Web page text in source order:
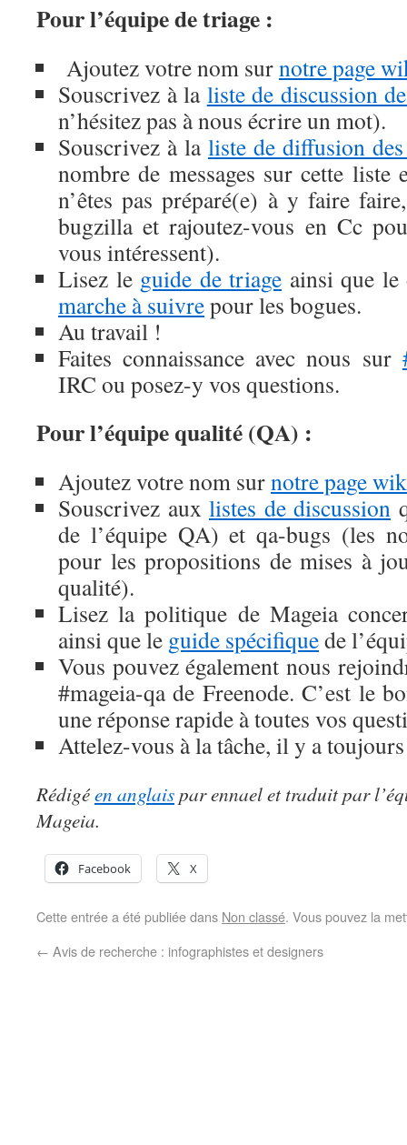
Pour l’équipe de triage :
Ajoutez votre nom surnotre page
Souscrivez à la liste de discussion
n’hésitez pas à nous écrire un mot).
Souscrivez à la liste de diffusion
nombre de messages sur cette
n’êtes pas préparé(e) à y faire
bugzilla et rajoutez-vous en Cc
vous intéressent).
Lisez le guide de triage ainsi que
marche à suivrepour les bogues.
Au travail !
Faites connaissance avec nous sur
IRC ou posez-y vos questions.
Pour l’équipe qualité (QA) :
Ajoutez votre nom surnotre page
Souscrivez aux listes de discussion
de l’équipe QA) et qa-bugs (les
pour les propositions de mises à
qualité).
Lisez la politique de Mageia
ainsi que le guide spécifiquede
Vous pouvez également nous
#mageia-qa de Freenode. C’est le
une réponse rapide à toutes vos
Attelez-vous à la tâche, il y a
Rédigéen anglaispar ennael et traduit par
Mageia.
Facebook X
Cette entrée a été publiée dans Non classé. Vous pouvez la
← Avis de recherche : infographistes et designers